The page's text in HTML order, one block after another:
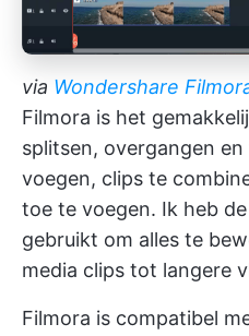
via Wondershare
Filmora is het
splitsen, overgangen
voegen, clips te
toe te voegen. Ik heb
gebruikt om alles te
media clips tot langere
Filmora is compatibel